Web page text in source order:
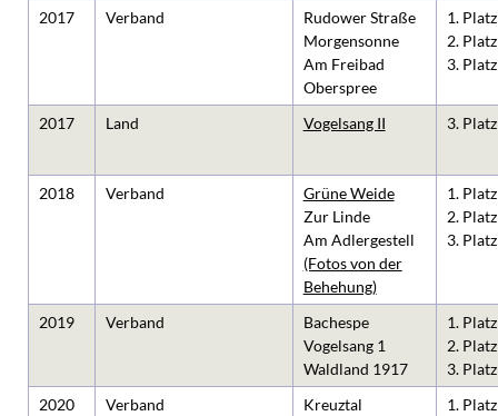
2017
Verband
Rudower Straße
Morgensonne
Am Freibad
Oberspree
1. Platz
2. Platz
3. Platz
2017 Land Vogelsang II 3. Platz
2018 Verband
Grüne Weide
Zur Linde
Am Adlergestell
(Fotos von der
Behehung)
1. Platz
2. Platz
3. Platz
2019 Verband
Bachespe
Vogelsang 1
Waldland 1917
1. Platz
2. Platz
3. Platz
2020
Verband
Kreuztal
1. Platz